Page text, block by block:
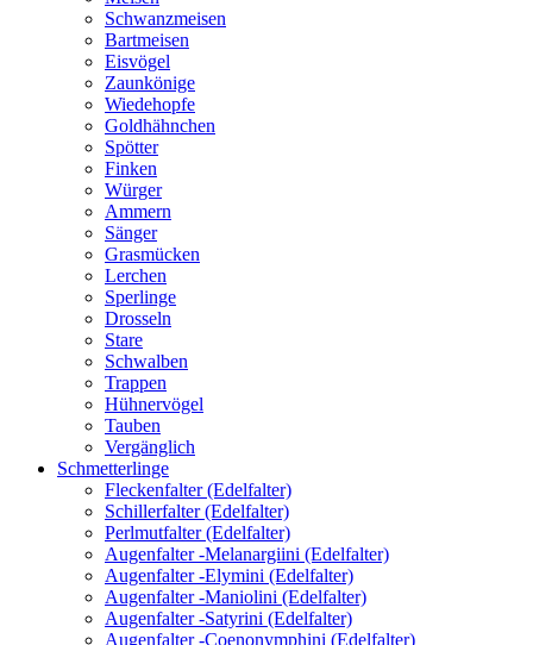
Schwanzmeisen
Bartmeisen
Eisvögel
Zaunkönige
Wiedehopfe
Goldhähnchen
Spötter
Finken
Würger
Ammern
Sänger
Grasmücken
Lerchen
Sperlinge
Drosseln
Stare
Schwalben
Trappen
Hühnervögel
Tauben
Vergänglich
Schmetterlinge
Fleckenfalter (Edelfalter)
Schillerfalter (Edelfalter)
Perlmutfalter (Edelfalter)
Augenfalter -Melanargiini (Edelfalter)
Augenfalter -Elymini (Edelfalter)
Augenfalter -Maniolini (Edelfalter)
Augenfalter -Satyrini (Edelfalter)
Augenfalter -Coenonymphini (Edelfalter)